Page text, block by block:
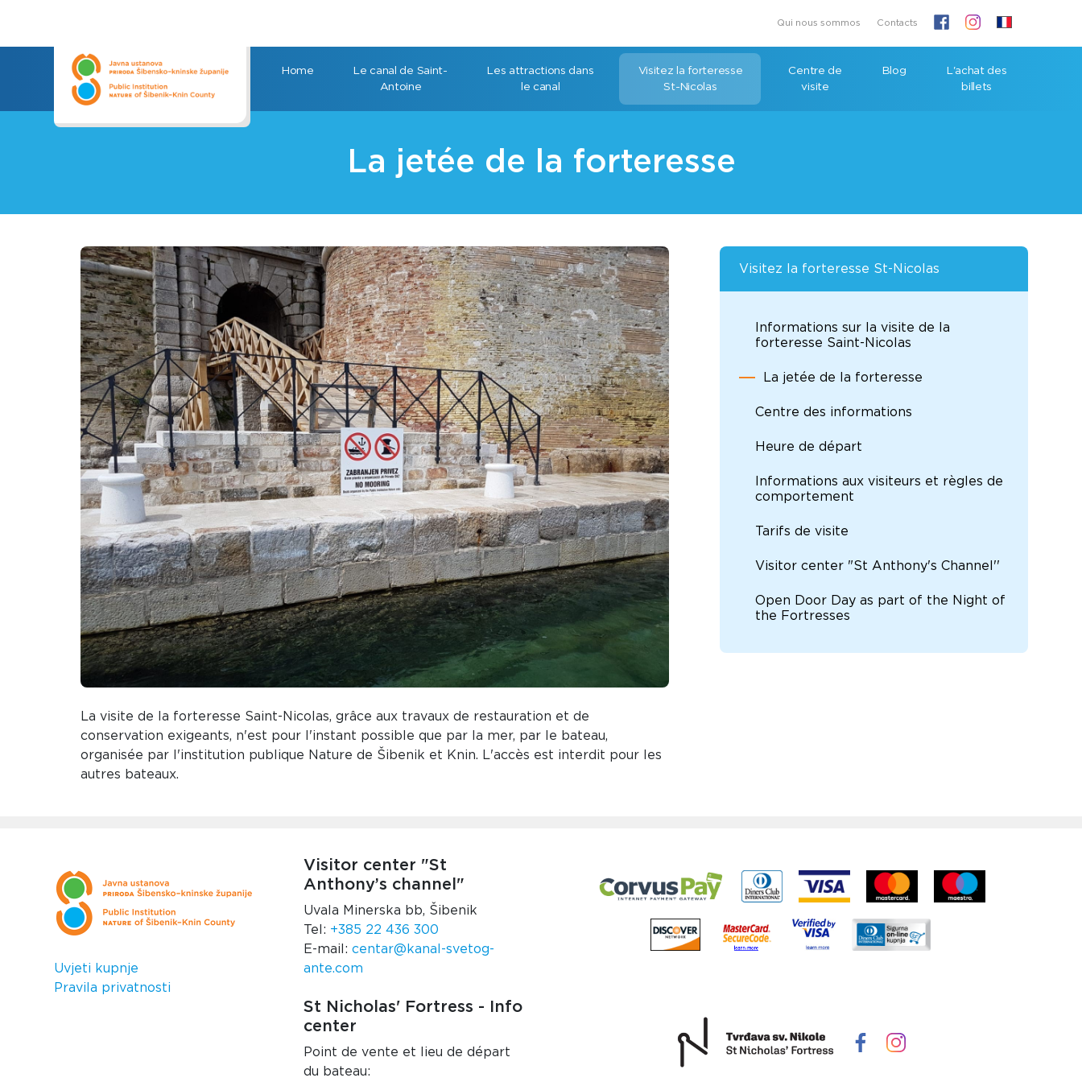
Qui nous sommos Contacts
Home
Le canal de Saint-
Antoine
Les attractions dans
le canal
Visitez la forteresse
St-Nicolas
Centre de
visite
Blog
L'achat des
billets
La jetée de la forteresse
La visite de la forteresse Saint-Nicolas, grâce aux travaux de restauration et de
conservation exigeants, n'est pour l'instant possible que par la mer, par le bateau,
organisée par l'institution publique Nature de Šibenik et Knin. L'accès est interdit pour les
autres bateaux.
Visitez la forteresse St-Nicolas
Informations sur la visite de la
forteresse Saint-Nicolas
La jetée de la forteresse
Centre des informations
Heure de départ
Informations aux visiteurs et règles de
comportement
Tarifs de visite
Visitor center "St Anthony's Channel''
Open Door Day as part of the Night of
the Fortresses
Uvjeti kupnje
Pravila privatnosti
Visitor center "St
Anthony’s channel"
Uvala Minerska bb, Šibenik
Tel: +385 22 436 300
E-mail: centar@kanal-svetog-
ante.com
St Nicholas' Fortress - Info
center
Point de vente et lieu de départ
du bateau: